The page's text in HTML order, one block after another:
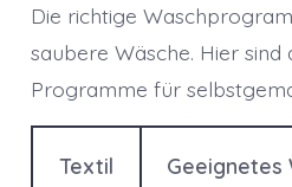
Die richtige
saubere Wäsche. Hier sind
Programme für
Textil
Geeignetes